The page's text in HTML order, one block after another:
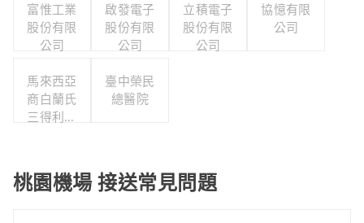
富惟工業
股份有限
公司
啟發電子
股份有限
公司
立積電子
股份有限
公司
協憶有限
公司
馬來西亞
商白蘭氏
三得利股
公司
臺中榮民
總醫院
桃園機場 接送常見問題